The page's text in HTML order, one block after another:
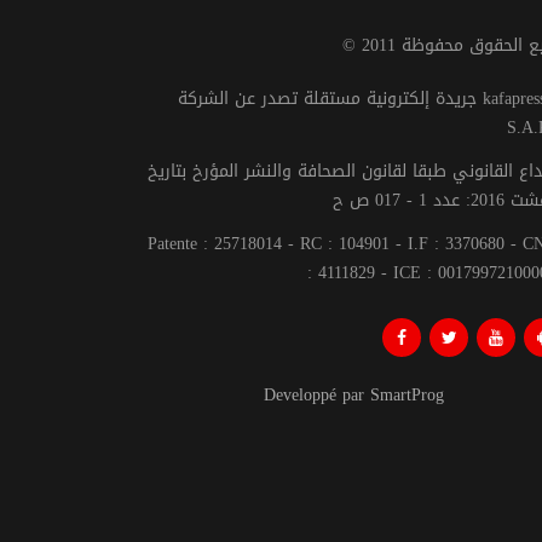
الحقوق محفوظة 2011
جريدة إلكترونية مستقلة تصدر عن الشركة kafapresse -
القانوني طبقا لقانون الصحافة والنشر المؤرخ بتاريخ
Patente : 25718014 - RC : 104901 - I.F : 3370680 -
: 4111829 - ICE :
Developpé par SmartProg